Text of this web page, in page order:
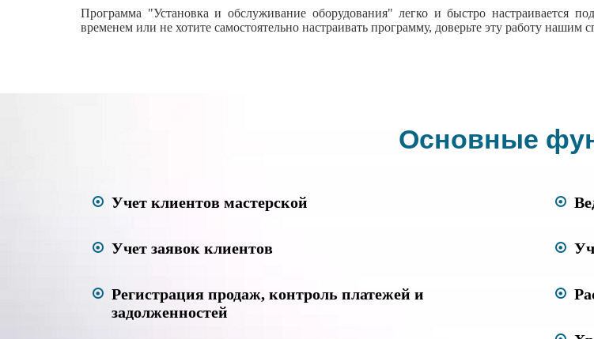
Программа "Установка и обслуживание оборудования" легко и быстро настраивается
временем или не хотите самостоятельно настраивать программу, доверьте эту работу нашим
Основные
Учет клиентов мастерской
Учет заявок клиентов
Регистрация продаж, контроль платежей и
задолженностей